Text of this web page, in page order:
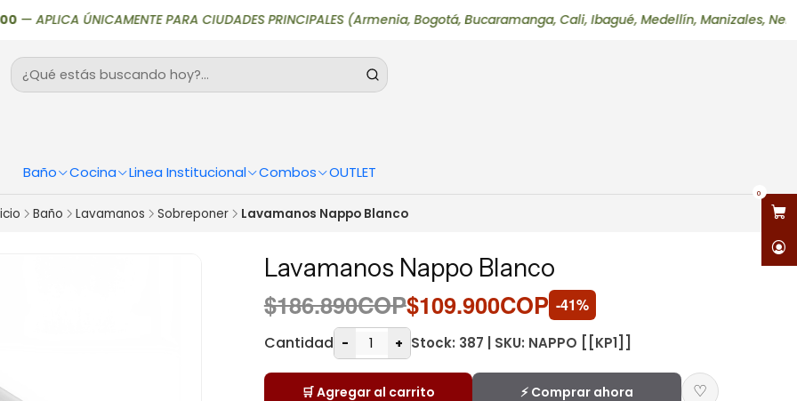
Baño Cocina Linea Institucional Combos OUTLET
0
APLICA ÚNICAMENTE PARA CIUDADES PRINCIPALES (Armenia, Bogotá, Bucaramanga, Cali, Ibagué, Medellín, Manizales,
Baño Lavamanos Sobreponer Lavamanos Nappo Blanco
Lavamanos Nappo Blanco
$186.890COP$109.900COP -41%
Cantidad - + Stock: 387 | SKU: NAPPO [[KP1]]
🛒 Agregar al carrito ⚡ Comprar ahora ♡